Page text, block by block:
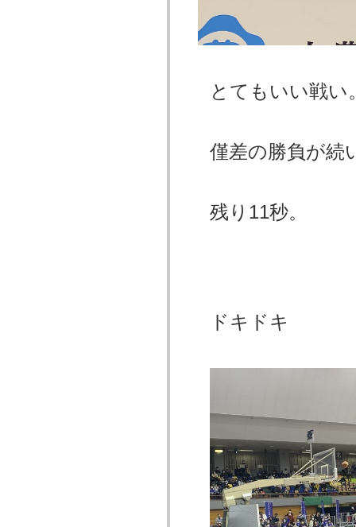
とてもいい戦い
僅差の勝負が続
残り11秒。
ドキドキ